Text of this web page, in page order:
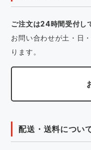
ご注文は24時間受付し
お問い合わせが土・日
ります。
配送・送料につい